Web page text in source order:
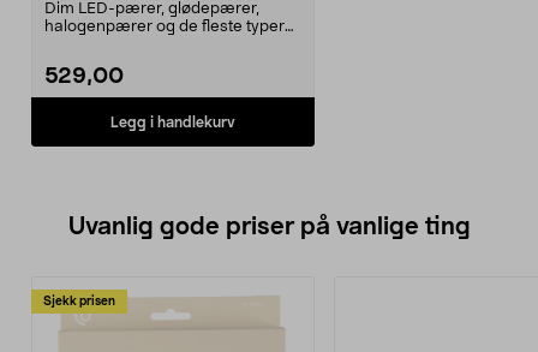
Dim LED-pærer, glødepærer,
halogenpærer og de fleste typer
529,00
Legg i handlekurv
Uvanlig gode priser på vanlige ting
Sjekk prisen